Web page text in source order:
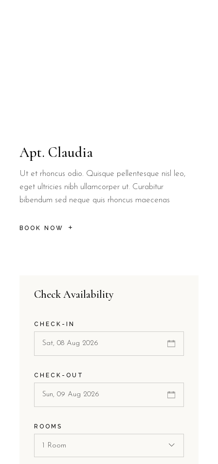
Apt. Claudia
Ut et rhoncus odio. Quisque pellentesque nisl leo,
eget ultricies nibh ullamcorper ut. Curabitur
bibendum sed neque quis rhoncus maecenas
BOOK NOW
Check Availability
CHECK-IN
CHECK-OUT
ROOMS
1 Room